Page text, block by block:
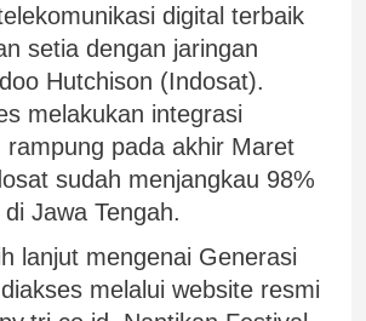
digital terbaik
setia dengan jaringan
Hutchison (Indosat).
melakukan integrasi
rampung pada akhir Maret
sudah menjangkau 98%
Jawa Tengah.
lanjut mengenai Generasi
melalui website resmi